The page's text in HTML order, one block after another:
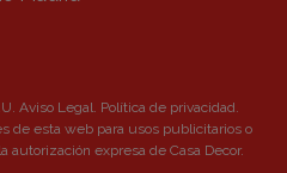
Aviso Legal. Política de privacidad.
de esta web para usos publicitarios o
autorización expresa de Casa Decor.